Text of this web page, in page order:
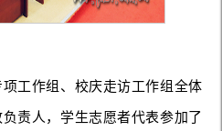
工作组、校庆走访工作组全体
责人，学生志愿者代表参加了